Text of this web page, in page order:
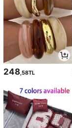
248 ,58TL